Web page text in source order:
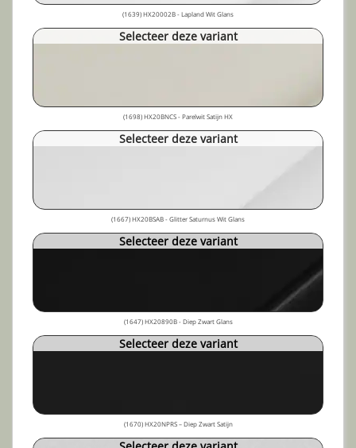
(1639) HX20002B - Lapland Wit Glans
Selecteer deze variant
(1698) HX20BNCS - Parelwit Satijn HX
Selecteer deze variant
(1667) HX20BSAB - Glitter Saturnus Wit Glans
Selecteer deze variant
(1647) HX20890B - Diep Zwart Glans
Selecteer deze variant
(1670) HX20NPRS – Diep Zwart Satijn